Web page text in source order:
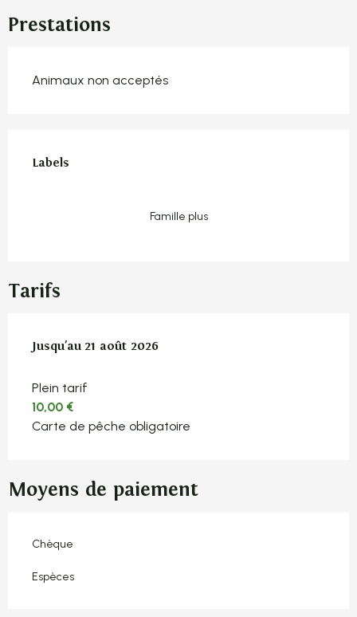
Prestations
Animaux non acceptés
Labels
Labels
Famille plus
Tarifs
Du10 juillet 2026au21 août 2026
Jusqu'au 21 août 2026
Plein tarif
10,00 €
Carte de pêche obligatoire
Moyens de paiement
Chèque
Espèces